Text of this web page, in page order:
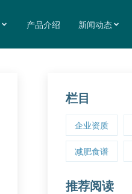
产品介绍 新闻动态
栏目
企业资质
减肥食谱
推荐阅读